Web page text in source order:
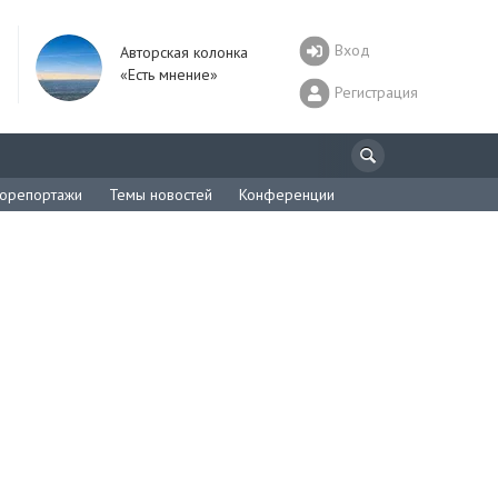
Авторская колонка
«Есть мнение»
Вход
Регистрация
Темы новостей Конференции